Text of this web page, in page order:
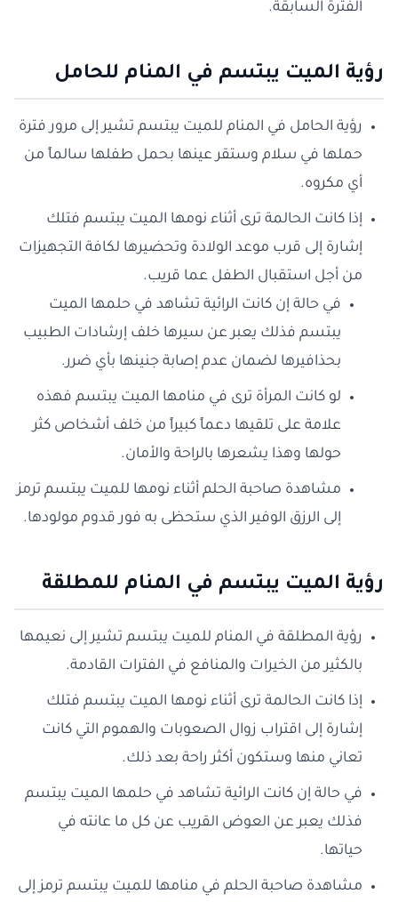
الفترة السابقة.
رؤية الميت يبتسم في المنام للحامل
رؤية الحامل في المنام للميت يبتسم تشير إلى مرور فترة
حملها في سلام وستقر عينها بحمل طفلها سالماً من
أي مكروه.
إذا كانت الحالمة ترى أثناء نومها الميت يبتسم فتلك
إشارة إلى قرب موعد الولادة وتحضيرها لكافة التجهيزات
من أجل استقبال الطفل عما قريب.
في حالة إن كانت الرائية تشاهد في حلمها الميت
يبتسم فذلك يعبر عن سيرها خلف إرشادات الطبيب
بحذافيرها لضمان عدم إصابة جنينها بأي ضرر.
لو كانت المرأة ترى في منامها الميت يبتسم فهذه
علامة على تلقيها دعماً كبيراً من خلف أشخاص كثر
حولها وهذا يشعرها بالراحة والأمان.
مشاهدة صاحبة الحلم أثناء نومها للميت يبتسم ترمز
إلى الرزق الوفير الذي ستحظى به فور قدوم مولودها.
رؤية الميت يبتسم في المنام للمطلقة
رؤية المطلقة في المنام للميت يبتسم تشير إلى نعيمها
بالكثير من الخيرات والمنافع في الفترات القادمة.
إذا كانت الحالمة ترى أثناء نومها الميت يبتسم فتلك
إشارة إلى اقتراب زوال الصعوبات والهموم التي كانت
تعاني منها وستكون أكثر راحة بعد ذلك.
في حالة إن كانت الرائية تشاهد في حلمها الميت يبتسم
فذلك يعبر عن العوض القريب عن كل ما عانته في
حياتها.
مشاهدة صاحبة الحلم في منامها للميت يبتسم ترمز إلى